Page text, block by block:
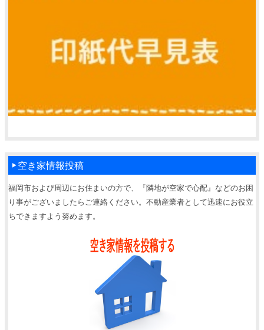
空き家情報投稿
福岡市および周辺にお住まいの方で、『隣地が空家で心配』などのお困
り事がございましたらご連絡ください。不動産業者として迅速にお役立
ちできますよう努めます。